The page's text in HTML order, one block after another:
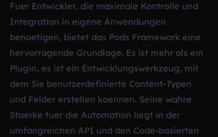
Fuer Entwickler, die maximale Kontrolle und
Integration in eigene Anwendungen
benoetigen, bietet das Pods Framework eine
hervorragende Grundlage. Es ist mehr als ein
Plugin, es ist ein Entwicklungswerkzeug, mit
dem Sie benutzerdefinierte Content-Typen
und Felder erstellen koennen. Seine wahre
Staerke fuer die Automation liegt in der
umfangreichen API und den Code-basierten